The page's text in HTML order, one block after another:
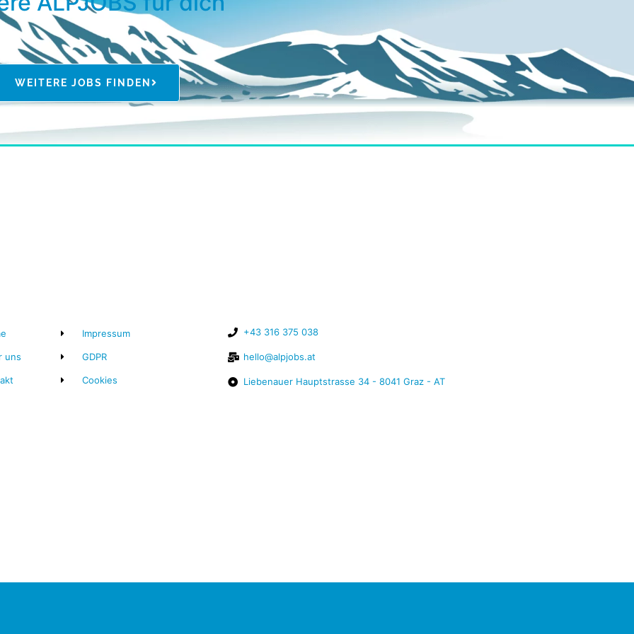
WEITERE JOBS FINDEN
uns
Impressum
GDPR
Cookies
+43 316 375 038
hello@alpjobs.at
Liebenauer Hauptstrasse 34 - 8041 Graz - AT